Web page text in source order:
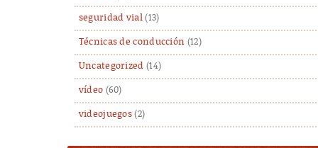
seguridad vial(13)
Técnicas de conducción (12)
Uncategorized (14)
vídeo (60)
videojuegos (2)